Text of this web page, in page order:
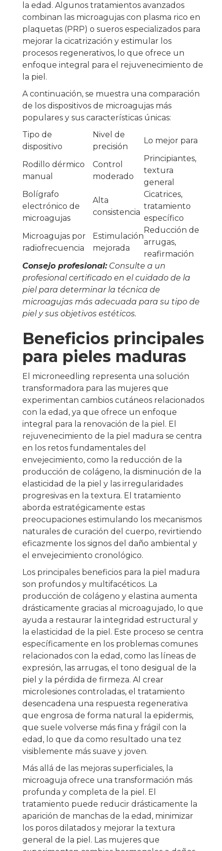
la edad. Algunos tratamientos avanzados
combinan las microagujas con plasma rico en
plaquetas (PRP) o sueros especializados para
mejorar la cicatrización y estimular los
procesos regenerativos, lo que ofrece un
enfoque integral para el rejuvenecimiento de
la piel.
A continuación, se muestra una comparación
de los dispositivos de microagujas más
populares y sus características únicas:
Tipo de
dispositivo
Nivel de
precisión
Lo mejor para
Rodillo dérmico
manual
Control
moderado
Principiantes,
textura
general
Bolígrafo
electrónico de
microagujas
Alta
consistencia
Cicatrices,
tratamiento
específico
Microagujas por
radiofrecuencia
Estimulación
mejorada
Reducción de
arrugas,
reafirmación
Consejo profesional: Consulte a un
profesional certificado en el cuidado de la
piel para determinar la técnica de
microagujas más adecuada para su tipo de
piel y sus objetivos estéticos.
Beneficios principales
para pieles maduras
El microneedling representa una solución
transformadora para las mujeres que
experimentan cambios cutáneos relacionados
con la edad, ya que ofrece un enfoque
integral para la renovación de la piel. El
rejuvenecimiento de la piel madura se centra
en los retos fundamentales del
envejecimiento, como la reducción de la
producción de colágeno, la disminución de la
elasticidad de la piel y las irregularidades
progresivas en la textura. El tratamiento
aborda estratégicamente estas
preocupaciones estimulando los mecanismos
naturales de curación del cuerpo, revirtiendo
eficazmente los signos del daño ambiental y
el envejecimiento cronológico.
Los principales beneficios para la piel madura
son profundos y multifacéticos. La
producción de colágeno y elastina aumenta
drásticamente gracias al microagujado, lo que
ayuda a restaurar la integridad estructural y
la elasticidad de la piel. Este proceso se centra
específicamente en los problemas comunes
relacionados con la edad, como las líneas de
expresión, las arrugas, el tono desigual de la
piel y la pérdida de firmeza. Al crear
microlesiones controladas, el tratamiento
desencadena una respuesta regenerativa
que engrosa de forma natural la epidermis,
que suele volverse más fina y frágil con la
edad, lo que da como resultado una tez
visiblemente más suave y joven.
Más allá de las mejoras superficiales, la
microaguja ofrece una transformación más
profunda y completa de la piel. El
tratamiento puede reducir drásticamente la
aparición de manchas de la edad, minimizar
los poros dilatados y mejorar la textura
general de la piel. Las mujeres que